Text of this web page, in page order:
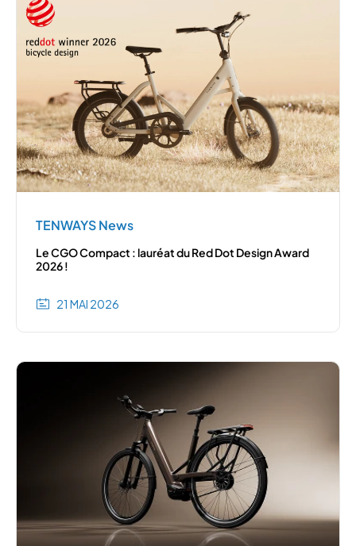
TENWAYS News
Le CGO Compact : lauréat du Red Dot Design Award
2026 !
21 MAI 2026